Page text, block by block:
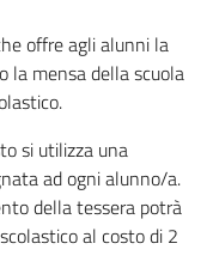
offre agli alunni la
la mensa della scuola
si utilizza una
ad ogni alunno/a.
della tessera potrà
al costo di 2